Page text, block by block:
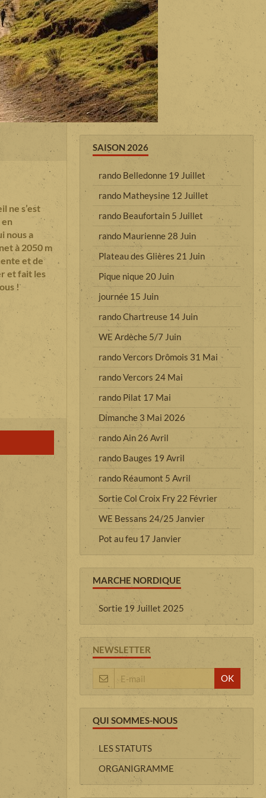
ne s’est
nous a
à 2050 m
et de
et fait les
!
SAISON 2026
rando Belledonne 19 Juillet
rando Matheysine 12 Juillet
rando Beaufortain 5 Juillet
rando Maurienne 28 Juin
Plateau des Glières 21 Juin
Pique nique 20 Juin
journée 15 Juin
rando Chartreuse 14 Juin
WE Ardèche 5/7 Juin
rando Vercors Drômois 31 Mai
rando Vercors 24 Mai
rando Pilat 17 Mai
Dimanche 3 Mai 2026
rando Ain 26 Avril
rando Bauges 19 Avril
rando Réaumont 5 Avril
Sortie Col Croix Fry 22 Février
WE Bessans 24/25 Janvier
Pot au feu 17 Janvier
MARCHE NORDIQUE
Sortie 19 Juillet 2025
NEWSLETTER
OK
QUI SOMMES-NOUS
LES STATUTS
ORGANIGRAMME